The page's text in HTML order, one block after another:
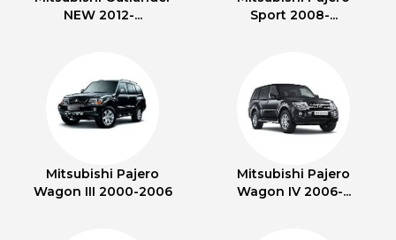
NEW 2012-...
Sport 2008-...
Mitsubishi Pajero
Wagon III 2000-2006
Mitsubishi Pajero
Wagon IV 2006-...